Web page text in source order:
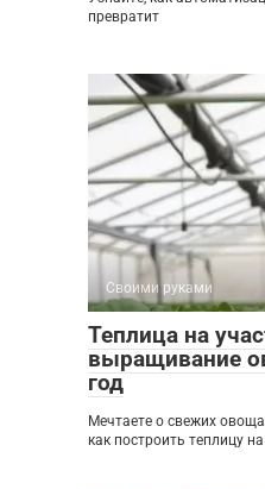
превратит
Своими руками
Теплица на
выращивание
год
Мечтаете о свежих
как построить теплицу